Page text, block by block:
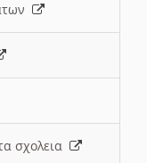
σχολεια